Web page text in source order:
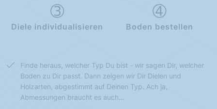
Diele individualisieren Boden bestellen
Finde heraus, welcher Typ Du bist - wir sagen Dir, welcher
Boden zu Dir passt. Dann zeigen wir Dir Dielen und
Holzarten, abgestimmt auf Deinen Typ. Ach ja,
Abmessungen braucht es auch…